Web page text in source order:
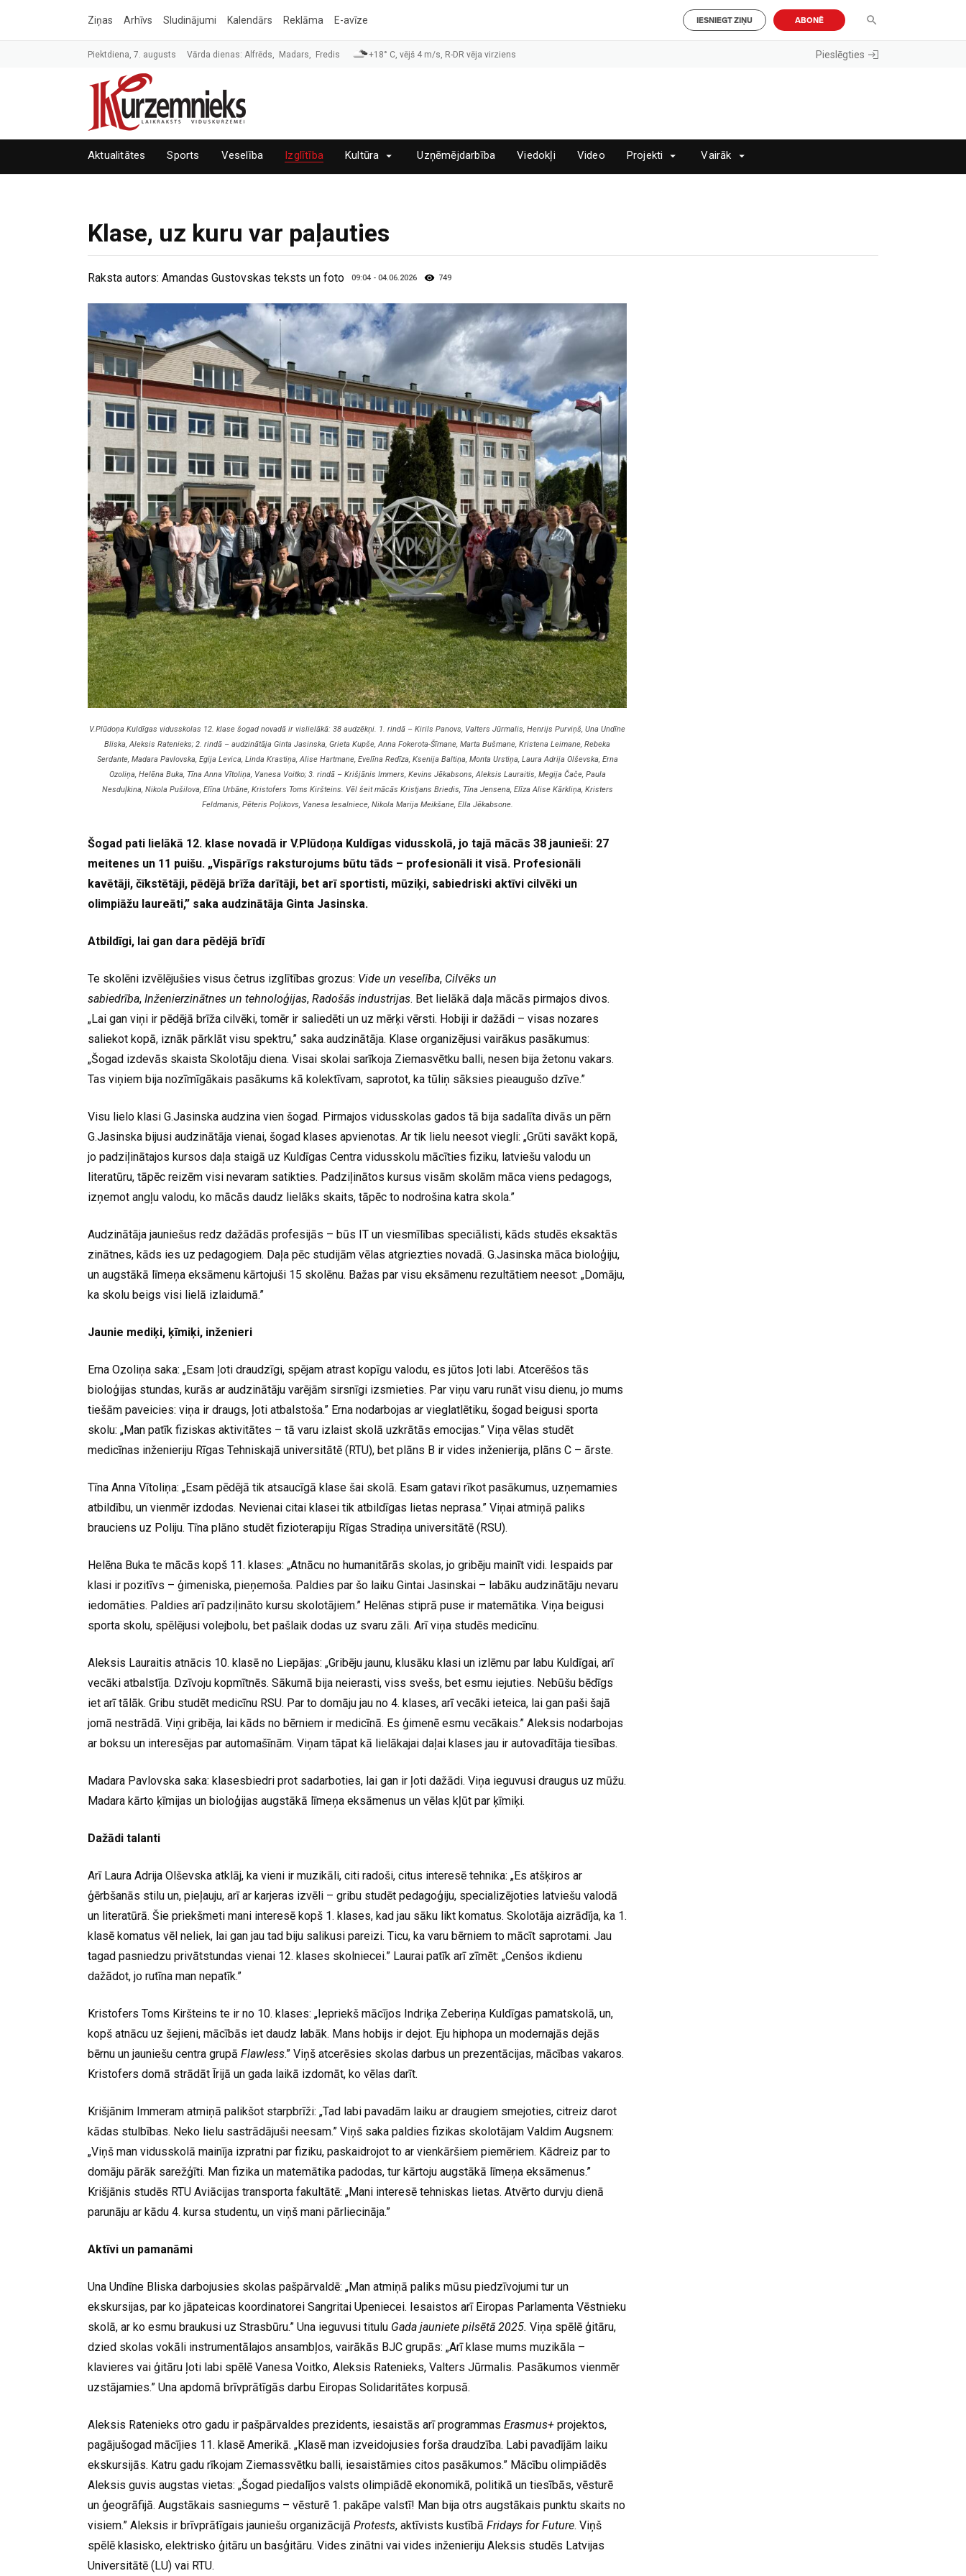
Ziņas Arhīvs Sludinājumi Kalendārs Reklāma E-avīze IESNIEGT ZIŅU ABONĒ
Piektdiena, 7. augusts Vārda dienas: Alfrēds, Madars, Fredis +18° C, vējš 4 m/s, R-DR vēja virziens Pieslēgties
Aktualitātes Sports Veselība Izglītība Kultūra Uzņēmējdarbība Viedokļi Video Projekti Vairāk
Klase, uz kuru var paļauties
Raksta autors: Amandas Gustovskas teksts un foto 09:04 - 04.06.2026 749
V.Plūdoņa Kuldīgas vidusskolas 12. klase šogad novadā ir vislielākā: 38 audzēkņi. 1. rindā – Kirils Panovs, Valters Jūrmalis, Henrijs Purviņš, Una Undīne
Bliska, Aleksis Ratenieks; 2. rindā – audzinātāja Ginta Jasinska, Grieta Kupše, Anna Fokerota-Šīmane, Marta Bušmane, Kristena Leimane, Rebeka
Serdante, Madara Pavlovska, Egija Levica, Linda Krastiņa, Alise Hartmane, Evelīna Redīza, Ksenija Baltiņa, Monta Urstiņa, Laura Adrija Olševska, Erna
Ozoliņa, Helēna Buka, Tīna Anna Vītoliņa, Vanesa Voitko; 3. rindā – Krišjānis Immers, Kevins Jēkabsons, Aleksis Lauraitis, Megija Čače, Paula
Nesduļkina, Nikola Pušilova, Elīna Urbāne, Kristofers Toms Kiršteins. Vēl šeit mācās Kristjans Briedis, Tīna Jensena, Elīza Alise Kārkliņa, Kristers
Feldmanis, Pēteris Poļikovs, Vanesa Iesalniece, Nikola Marija Meikšane, Ella Jēkabsone.
Šogad pati lielākā 12. klase novadā ir V.Plūdoņa Kuldīgas vidusskolā, jo tajā mācās 38 jaunieši: 27
meitenes un 11 puišu. „Vispārīgs raksturojums būtu tāds – profesionāli it visā. Profesionāli
kavētāji, čīkstētāji, pēdējā brīža darītāji, bet arī sportisti, mūziķi, sabiedriski aktīvi cilvēki un
olimpiāžu laureāti,” saka audzinātāja Ginta Jasinska.
Atbildīgi, lai gan dara pēdējā brīdī
Te skolēni izvēlējušies visus četrus izglītības grozus: Vide un veselība, Cilvēks un
sabiedrība, Inženierzinātnes un tehnoloģijas, Radošās industrijas. Bet lielākā daļa mācās pirmajos divos.
„Lai gan viņi ir pēdējā brīža cilvēki, tomēr ir saliedēti un uz mērķi vērsti. Hobiji ir dažādi – visas nozares
saliekot kopā, iznāk pārklāt visu spektru,” saka audzinātāja. Klase organizējusi vairākus pasākumus:
„Šogad izdevās skaista Skolotāju diena. Visai skolai sarīkoja Ziemasvētku balli, nesen bija žetonu vakars.
Tas viņiem bija nozīmīgākais pasākums kā kolektīvam, saprotot, ka tūliņ sāksies pieaugušo dzīve.”
Visu lielo klasi G.Jasinska audzina vien šogad. Pirmajos vidusskolas gados tā bija sadalīta divās un pērn
G.Jasinska bijusi audzinātāja vienai, šogad klases apvienotas. Ar tik lielu neesot viegli: „Grūti savākt kopā,
jo padziļinātajos kursos daļa staigā uz Kuldīgas Centra vidusskolu mācīties fiziku, latviešu valodu un
literatūru, tāpēc reizēm visi nevaram satikties. Padziļinātos kursus visām skolām māca viens pedagogs,
izņemot angļu valodu, ko mācās daudz lielāks skaits, tāpēc to nodrošina katra skola.”
Audzinātāja jauniešus redz dažādās profesijās – būs IT un viesmīlības speciālisti, kāds studēs eksaktās
zinātnes, kāds ies uz pedagogiem. Daļa pēc studijām vēlas atgriezties novadā. G.Jasinska māca bioloģiju,
un augstākā līmeņa eksāmenu kārtojuši 15 skolēnu. Bažas par visu eksāmenu rezultātiem neesot: „Domāju,
ka skolu beigs visi lielā izlaidumā.”
Jaunie mediķi, ķīmiķi, inženieri
Erna Ozoliņa saka: „Esam ļoti draudzīgi, spējam atrast kopīgu valodu, es jūtos ļoti labi. Atcerēšos tās
bioloģijas stundas, kurās ar audzinātāju varējām sirsnīgi izsmieties. Par viņu varu runāt visu dienu, jo mums
tiešām paveicies: viņa ir draugs, ļoti atbalstoša.” Erna nodarbojas ar vieglatlētiku, šogad beigusi sporta
skolu: „Man patīk fiziskas aktivitātes – tā varu izlaist skolā uzkrātās emocijas.” Viņa vēlas studēt
medicīnas inženieriju Rīgas Tehniskajā universitātē (RTU), bet plāns B ir vides inženierija, plāns C – ārste.
Tīna Anna Vītoliņa: „Esam pēdējā tik atsaucīgā klase šai skolā. Esam gatavi rīkot pasākumus, uzņemamies
atbildību, un vienmēr izdodas. Nevienai citai klasei tik atbildīgas lietas neprasa.” Viņai atmiņā paliks
brauciens uz Poliju. Tīna plāno studēt fizioterapiju Rīgas Stradiņa universitātē (RSU).
Helēna Buka te mācās kopš 11. klases: „Atnācu no humanitārās skolas, jo gribēju mainīt vidi. Iespaids par
klasi ir pozitīvs – ģimeniska, pieņemoša. Paldies par šo laiku Gintai Jasinskai – labāku audzinātāju nevaru
iedomāties. Paldies arī padziļināto kursu skolotājiem.” Helēnas stiprā puse ir matemātika. Viņa beigusi
sporta skolu, spēlējusi volejbolu, bet pašlaik dodas uz svaru zāli. Arī viņa studēs medicīnu.
Aleksis Lauraitis atnācis 10. klasē no Liepājas: „Gribēju jaunu, klusāku klasi un izlēmu par labu Kuldīgai, arī
vecāki atbalstīja. Dzīvoju kopmītnēs. Sākumā bija neierasti, viss svešs, bet esmu iejuties. Nebūšu bēdīgs
iet arī tālāk. Gribu studēt medicīnu RSU. Par to domāju jau no 4. klases, arī vecāki ieteica, lai gan paši šajā
jomā nestrādā. Viņi gribēja, lai kāds no bērniem ir medicīnā. Es ģimenē esmu vecākais.” Aleksis nodarbojas
ar boksu un interesējas par automašīnām. Viņam tāpat kā lielākajai daļai klases jau ir autovadītāja tiesības.
Madara Pavlovska saka: klasesbiedri prot sadarboties, lai gan ir ļoti dažādi. Viņa ieguvusi draugus uz mūžu.
Madara kārto ķīmijas un bioloģijas augstākā līmeņa eksāmenus un vēlas kļūt par ķīmiķi.
Dažādi talanti
Arī Laura Adrija Olševska atklāj, ka vieni ir muzikāli, citi radoši, citus interesē tehnika: „Es atšķiros ar
ģērbšanās stilu un, pieļauju, arī ar karjeras izvēli – gribu studēt pedagoģiju, specializējoties latviešu valodā
un literatūrā. Šie priekšmeti mani interesē kopš 1. klases, kad jau sāku likt komatus. Skolotāja aizrādīja, ka 1.
klasē komatus vēl neliek, lai gan jau tad biju salikusi pareizi. Ticu, ka varu bērniem to mācīt saprotami. Jau
tagad pasniedzu privātstundas vienai 12. klases skolniecei.” Laurai patīk arī zīmēt: „Cenšos ikdienu
dažādot, jo rutīna man nepatīk.”
Kristofers Toms Kiršteins te ir no 10. klases: „Iepriekš mācījos Indriķa Zeberiņa Kuldīgas pamatskolā, un,
kopš atnācu uz šejieni, mācībās iet daudz labāk. Mans hobijs ir dejot. Eju hiphopa un modernajās dejās
bērnu un jauniešu centra grupā Flawless.” Viņš atcerēsies skolas darbus un prezentācijas, mācības vakaros.
Kristofers domā strādāt Īrijā un gada laikā izdomāt, ko vēlas darīt.
Krišjānim Immeram atmiņā palikšot starpbrīži: „Tad labi pavadām laiku ar draugiem smejoties, citreiz darot
kādas stulbības. Neko lielu sastrādājuši neesam.” Viņš saka paldies fizikas skolotājam Valdim Augsnem:
„Viņš man vidusskolā mainīja izpratni par fiziku, paskaidrojot to ar vienkāršiem piemēriem. Kādreiz par to
domāju pārāk sarežģīti. Man fizika un matemātika padodas, tur kārtoju augstākā līmeņa eksāmenus.”
Krišjānis studēs RTU Aviācijas transporta fakultātē: „Mani interesē tehniskas lietas. Atvērto durvju dienā
parunāju ar kādu 4. kursa studentu, un viņš mani pārliecināja.”
Aktīvi un pamanāmi
Una Undīne Bliska darbojusies skolas pašpārvaldē: „Man atmiņā paliks mūsu piedzīvojumi tur un
ekskursijas, par ko jāpateicas koordinatorei Sangritai Upeniecei. Iesaistos arī Eiropas Parlamenta Vēstnieku
skolā, ar ko esmu braukusi uz Strasbūru.” Una ieguvusi titulu Gada jauniete pilsētā 2025. Viņa spēlē ģitāru,
dzied skolas vokāli instrumentālajos ansambļos, vairākās BJC grupās: „Arī klase mums muzikāla –
klavieres vai ģitāru ļoti labi spēlē Vanesa Voitko, Aleksis Ratenieks, Valters Jūrmalis. Pasākumos vienmēr
uzstājamies.” Una apdomā brīvprātīgās darbu Eiropas Solidaritātes korpusā.
Aleksis Ratenieks otro gadu ir pašpārvaldes prezidents, iesaistās arī programmas Erasmus+ projektos,
pagājušogad mācījies 11. klasē Amerikā. „Klasē man izveidojusies forša draudzība. Labi pavadījām laiku
ekskursijās. Katru gadu rīkojam Ziemassvētku balli, iesaistāmies citos pasākumos.” Mācību olimpiādēs
Aleksis guvis augstas vietas: „Šogad piedalījos valsts olimpiādē ekonomikā, politikā un tiesībās, vēsturē
un ģeogrāfijā. Augstākais sasniegums – vēsturē 1. pakāpe valstī! Man bija otrs augstākais punktu skaits no
visiem.” Aleksis ir brīvprātīgais jauniešu organizācijā Protests, aktīvists kustībā Fridays for Future. Viņš
spēlē klasisko, elektrisko ģitāru un basģitāru. Vides zinātni vai vides inženieriju Aleksis studēs Latvijas
Universitātē (LU) vai RTU.